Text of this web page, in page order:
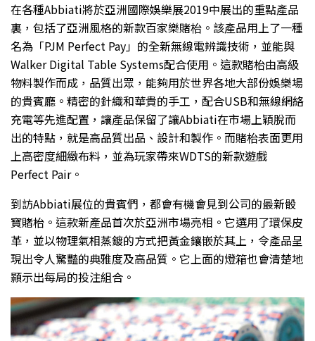
在各種Abbiati將於亞洲國際娛樂展2019中展出的重點產品
裏，包括了亞洲風格的新款百家樂賭枱。該產品用上了一種
名為「PJM Perfect Pay」的全新無線電辨識技術，並能與
Walker Digital Table Systems配合使用。這款賭枱由高級
物料製作而成，品質出眾，能夠用於世界各地大部份娛樂場
的貴賓廳。精密的針織和華貴的手工，配合USB和無線網絡
充電等先進配置，讓產品保留了讓Abbiati在市場上穎脫而
出的特點，就是高品質出品、設計和製作。而賭枱表面更用
上高密度細緻布料，並為玩家帶來WDTS的新款遊戲
Perfect Pair。
到訪Abbiati展位的貴賓們，都會有機會見到公司的最新骰
寶賭枱。這款新產品首次於亞洲市場亮相。它選用了環保皮
革，並以物理氣相蒸鍍的方式把黃金鑲嵌於其上，令產品呈
現出令人驚豔的典雅度及高品質。它上面的燈箱也會清楚地
顥示出每局的投注組合。